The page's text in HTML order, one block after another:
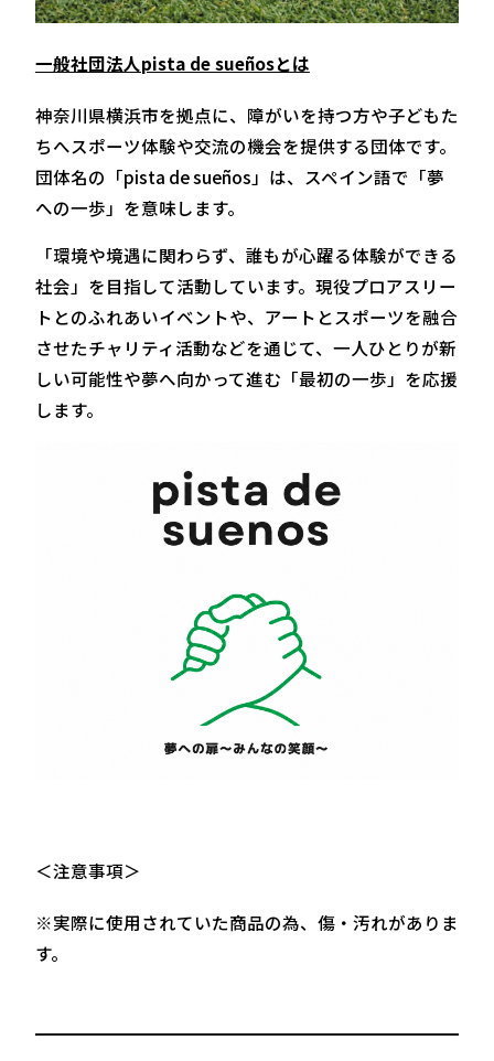
一般社団法人pista de sueñosとは
神奈川県横浜市を拠点に、障がいを持つ方や子どもた
ちへスポーツ体験や交流の機会を提供する団体です。
団体名の「pista de sueños」は、スペイン語で「夢
への一歩」を意味します。
「環境や境遇に関わらず、誰もが心躍る体験ができる
社会」を目指して活動しています。現役プロアスリー
トとのふれあいイベントや、アートとスポーツを融合
させたチャリティ活動などを通じて、一人ひとりが新
しい可能性や夢へ向かって進む「最初の一歩」を応援
します。
＜注意事項＞
※実際に使用されていた商品の為、傷・汚れがありま
す。